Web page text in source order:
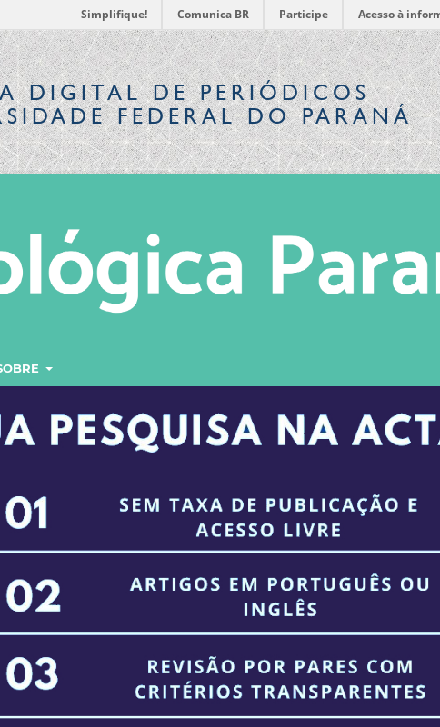
Simplifique! Comunica BR Participe Acesso à
DIGITALDE PERIÓDICOS
FEDERAL DO PARANÁ